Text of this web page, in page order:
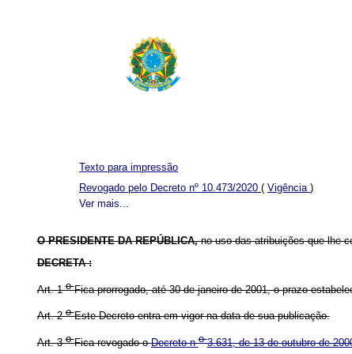
Ver mais...
Texto para impressão
Revogado pelo Decreto nº 10.473/2020 ( Vigência )
O PRESIDENTE DA REPÚBLICA,no uso das atribuições que lhe
DECRETA :
Art. 1oFica prorrogado, até 30 de janeiro de 2001, o prazo
Art. 2oEste Decreto entra em vigor na data de sua publicação.
Art. 3oFica revogado oDecreto no3.631, de 13 de outubro de